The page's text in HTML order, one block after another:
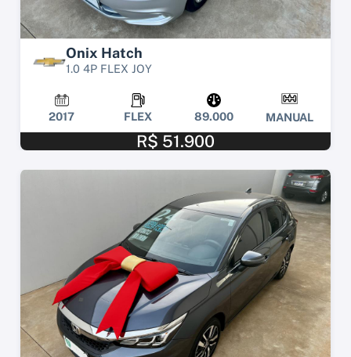
Onix Hatch
1.0 4P FLEX JOY
2017 FLEX 89.000 MANUAL
R$ 51.900